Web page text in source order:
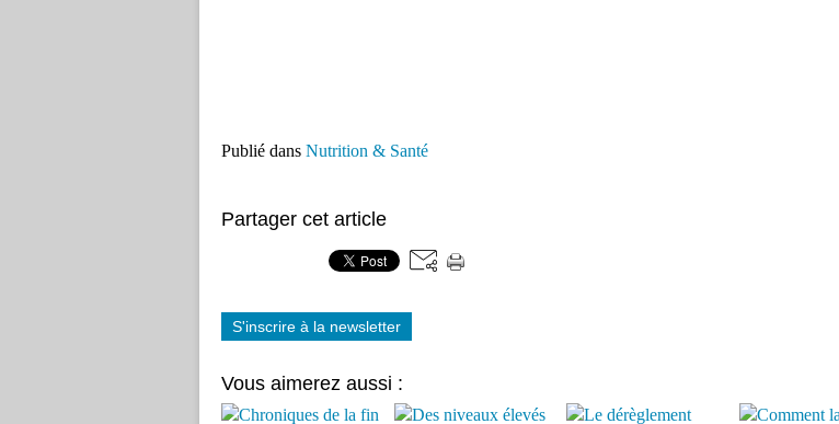
Publié dans Nutrition & Santé
Partager cet article
S'inscrire à la newsletter
Vous aimerez aussi :